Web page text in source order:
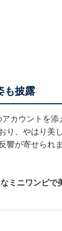
も披露
カウントを添
り、やはり美
響が寄せられ
ミニワンピで